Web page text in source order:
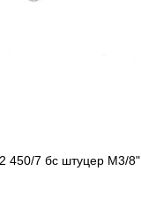
450/7 бс штуцер М3/8"